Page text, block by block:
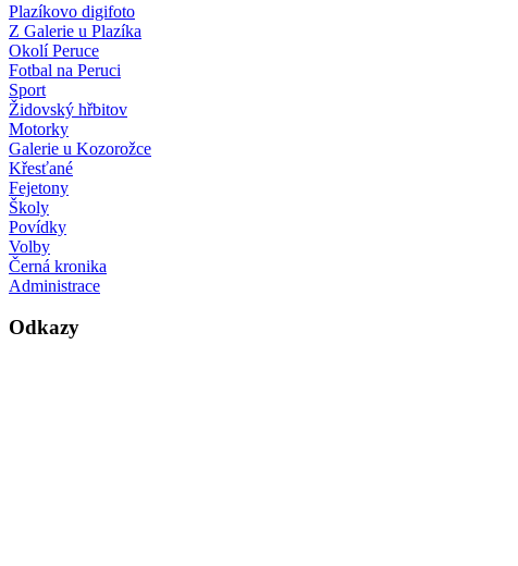
Plazíkovo digifoto
Z Galerie u Plazíka
Okolí Peruce
Fotbal na Peruci
Sport
Židovský hřbitov
Motorky
Galerie u Kozorožce
Křesťané
Fejetony
Školy
Povídky
Volby
Černá kronika
Administrace
Odkazy